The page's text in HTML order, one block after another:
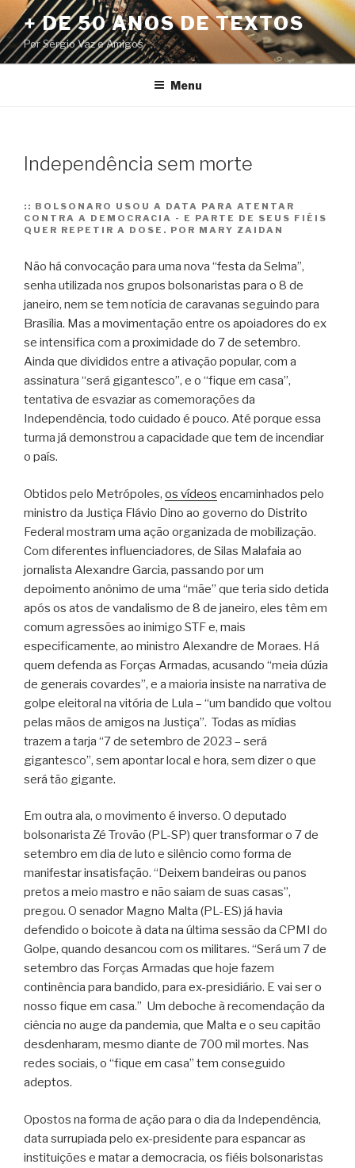
Pular
para
o
conteúdo
+ DE 50 ANOS DE TEXTOS
Por Sérgio Vaz e Amigos
Menu
Independência sem morte
:: BOLSONARO USOU A DATA PARA ATENTAR
CONTRA A DEMOCRACIA - E PARTE DE SEUS FIÉIS
QUER REPETIR A DOSE. POR MARY ZAIDAN
Não há convocação para uma nova “festa da Selma”,
senha utilizada nos grupos bolsonaristas para o 8 de
janeiro, nem se tem notícia de caravanas seguindo para
Brasília. Mas a movimentação entre os apoiadores do ex
se intensifica com a proximidade do 7 de setembro.
Ainda que divididos entre a ativação popular, com a
assinatura “será gigantesco”, e o “fique em casa”,
tentativa de esvaziar as comemorações da
Independência, todo cuidado é pouco. Até porque essa
turma já demonstrou a capacidade que tem de incendiar
o país.
Obtidos pelo Metrópoles, os vídeos encaminhados pelo
ministro da Justiça Flávio Dino ao governo do Distrito
Federal mostram uma ação organizada de mobilização.
Com diferentes influenciadores, de Silas Malafaia ao
jornalista Alexandre Garcia, passando por um
depoimento anônimo de uma “mãe” que teria sido detida
após os atos de vandalismo de 8 de janeiro, eles têm em
comum agressões ao inimigo STF e, mais
especificamente, ao ministro Alexandre de Moraes. Há
quem defenda as Forças Armadas, acusando “meia dúzia
de generais covardes”, e a maioria insiste na narrativa de
golpe eleitoral na vitória de Lula – “um bandido que voltou
pelas mãos de amigos na Justiça”. Todas as mídias
trazem a tarja “7 de setembro de 2023 – será
gigantesco”, sem apontar local e hora, sem dizer o que
será tão gigante.
Em outra ala, o movimento é inverso. O deputado
bolsonarista Zé Trovão (PL-SP) quer transformar o 7 de
setembro em dia de luto e silêncio como forma de
manifestar insatisfação. “Deixem bandeiras ou panos
pretos a meio mastro e não saiam de suas casas”,
pregou. O senador Magno Malta (PL-ES) já havia
defendido o boicote à data na última sessão da CPMI do
Golpe, quando desancou com os militares. “Será um 7 de
setembro das Forças Armadas que hoje fazem
continência para bandido, para ex-presidiário. E vai ser o
nosso fique em casa.” Um deboche à recomendação da
ciência no auge da pandemia, que Malta e o seu capitão
desdenharam, mesmo diante de 700 mil mortes. Nas
redes sociais, o “fique em casa” tem conseguido
adeptos.
Opostos na forma de ação para o dia da Independência,
data surrupiada pelo ex-presidente para espancar as
instituições e matar a democracia, os fiéis bolsonaristas